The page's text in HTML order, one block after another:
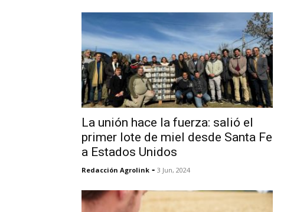
La unión hace la fuerza: salió el
primer lote de miel desde Santa Fe
a Estados Unidos
Redacción Agrolink - 3 Jun, 2024